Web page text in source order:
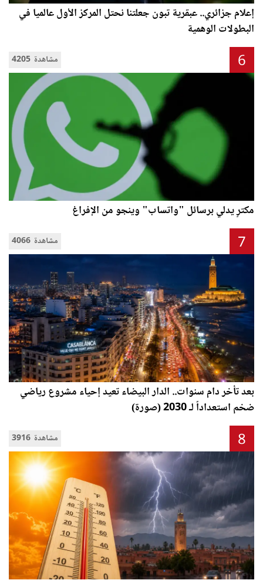
إعلام جزائري.. عبقرية تبون جعلتنا نحتل المركز الأول عالميا في
البطولات الوهمية
4205 مشاهدة 6
مكترٍ يدلي برسائل "واتساب" وينجو من الإفراغ
4066 مشاهدة 7
بعد تأخر دام سنوات.. الدار البيضاء تعيد إحياء مشروع رياضي
ضخم استعداداً لـ 2030 (صورة)
3916 مشاهدة 8